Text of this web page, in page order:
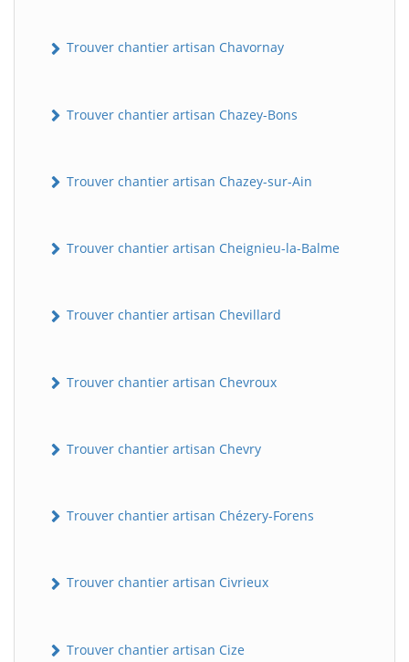
Trouver chantier artisan Chavornay
Trouver chantier artisan Chazey-Bons
Trouver chantier artisan Chazey-sur-Ain
Trouver chantier artisan Cheignieu-la-Balme
Trouver chantier artisan Chevillard
Trouver chantier artisan Chevroux
Trouver chantier artisan Chevry
Trouver chantier artisan Chézery-Forens
Trouver chantier artisan Civrieux
Trouver chantier artisan Cize
BatiWebPro